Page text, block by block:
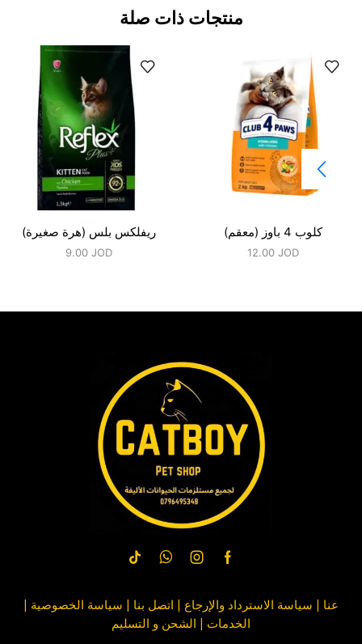
منتجات ذات صلة
كلوب 4 باوز (معقم)
12.00JOD
ريفلكس بلس (هرة صغيرة)
9.00 JOD
عنا | سياسة الاسترداد والإرجاع | اتصل بنا | سياسة الخصوصية |
الخدمات | الشحن و التسليم